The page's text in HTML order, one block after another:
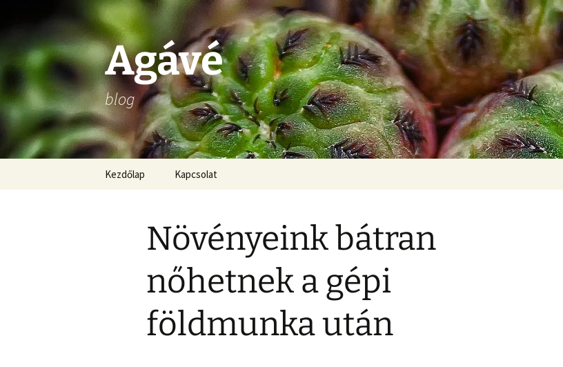
tartalomhoz
Agávé
blog
Kezdőlap Kapcsolat
Növényeink bátran
nőhetnek a gépi
földmunka után